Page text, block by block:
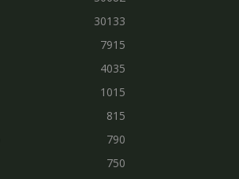
30133
7915
4035
1015
815
790
750